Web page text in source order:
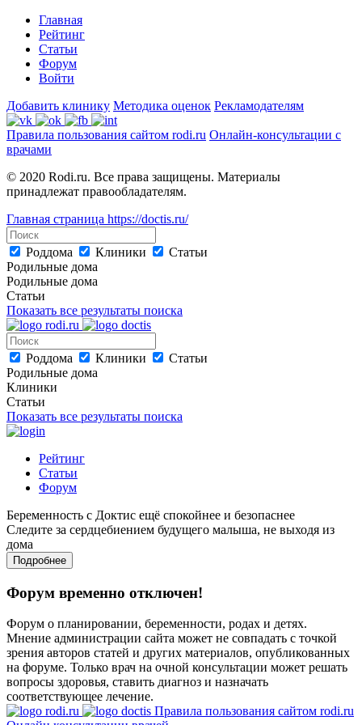
Главная
Рейтинг
Статьи
Форум
Войти
Добавить клинику Методика оценок Рекламодателям
Правила пользования сайтом rodi.ru Онлайн-консультации с
врачами
© 2020 Rodi.ru. Все права защищены. Материалы
принадлежат правообладателям.
Главная страница https://doctis.ru/
Роддома Клиники
Статьи
Родильные дома
Родильные дома
Статьи
Показать все результаты поиска
Роддома Клиники
Статьи
Родильные дома
Клиники
Статьи
Показать все результаты поиска
Рейтинг
Статьи
Форум
Беременность с Доктис ещё спокойнее и безопаснее
Следите за сердцебиением будущего малыша, не выходя из
дома
Подробнее
Форум временно отключен!
Форум о планировании, беременности, родах и детях.
Мнение администрации сайта может не совпадать с точкой
зрения авторов статей и других материалов, опубликованных
на форуме. Только врач на очной консультации может решать
вопросы здоровья, ставить диагноз и назначать
соответствующее лечение.
Правила пользования сайтом rodi.ru